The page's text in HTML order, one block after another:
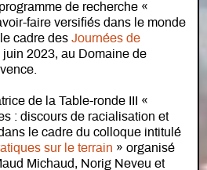
de recherche «
faire versifiés dans le monde
cadre des Journées de
juin 2023, au Domaine de
de la Table-ronde III «
: discours de racialisation et
le cadre du colloque intitulé
sur le terrain » organisé
Michaud, Norig Neveu et